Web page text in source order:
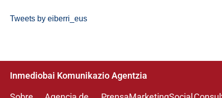
Tweets by eiberri_eus
Inmediobai Komunikazio Agentzia